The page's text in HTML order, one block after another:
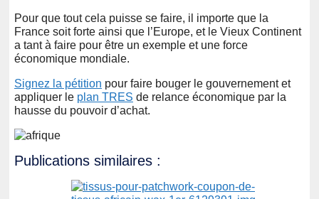
Pour que tout cela puisse se faire, il importe que la
France soit forte ainsi que l’Europe, et le Vieux Continent
a tant à faire pour être un exemple et une force
économique mondiale.
Signez la pétition pour faire bouger le gouvernement et
appliquer le plan TRES de relance économique par la
hausse du pouvoir d’achat.
Publications similaires :